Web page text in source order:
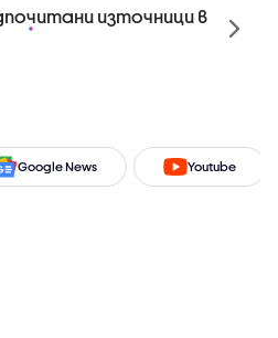
източници в
Google News Youtube